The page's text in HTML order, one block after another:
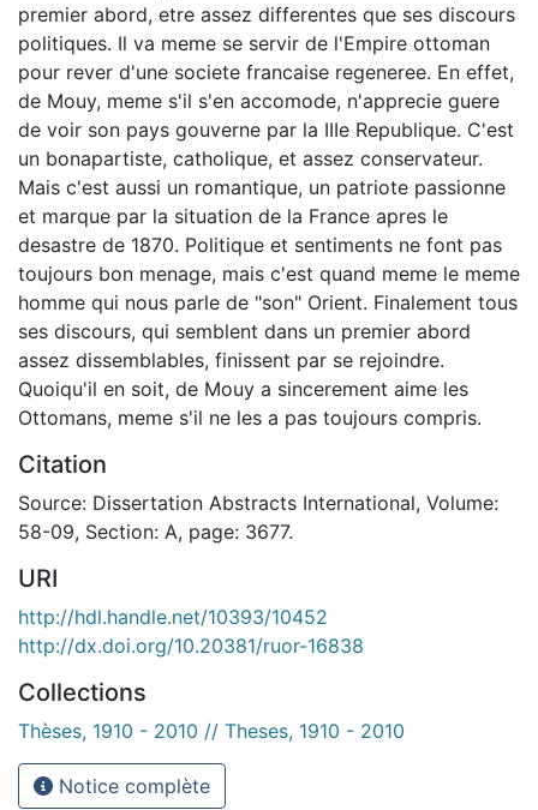
premier abord, etre assez differentes que ses discours
politiques. Il va meme se servir de l'Empire ottoman
pour rever d'une societe francaise regeneree. En effet,
de Mouy, meme s'il s'en accomode, n'apprecie guere
de voir son pays gouverne par la IIIe Republique. C'est
un bonapartiste, catholique, et assez conservateur.
Mais c'est aussi un romantique, un patriote passionne
et marque par la situation de la France apres le
desastre de 1870. Politique et sentiments ne font pas
toujours bon menage, mais c'est quand meme le meme
homme qui nous parle de "son" Orient. Finalement tous
ses discours, qui semblent dans un premier abord
assez dissemblables, finissent par se rejoindre.
Quoiqu'il en soit, de Mouy a sincerement aime les
Ottomans, meme s'il ne les a pas toujours compris.
Citation
Source: Dissertation Abstracts International, Volume:
58-09, Section: A, page: 3677.
URI
http://hdl.handle.net/10393/10452
http://dx.doi.org/10.20381/ruor-16838
Collections
Thèses, 1910 - 2010 // Theses, 1910 - 2010
Notice complète